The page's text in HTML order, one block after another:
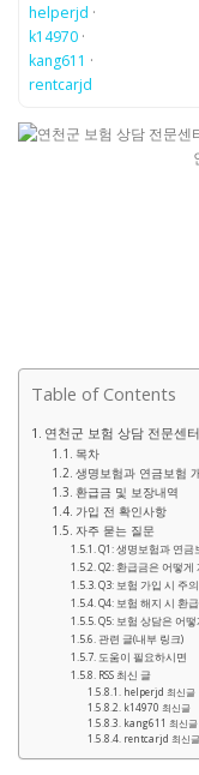
helperjd ·
k14970 ·
kang611 ·
rentcarjd
Table of Contents
연천군 보험 상담 전문센터
목차
생명보험과 연금보험
환급금 및 보장내역
가입 전 확인사항
자주 묻는 질문
Q1: 생명보험과 연
Q2: 환급금은 어떻게
Q3: 보험 가입 시 주
Q4: 보험 해지 시 환
Q5: 보험 상담은 어
관련 글(내부 링크)
도움이 필요하시면
RSS 최신 글
helperjd 최신글
k14970 최신글
kang611 최신글
rentcarjd 최신글